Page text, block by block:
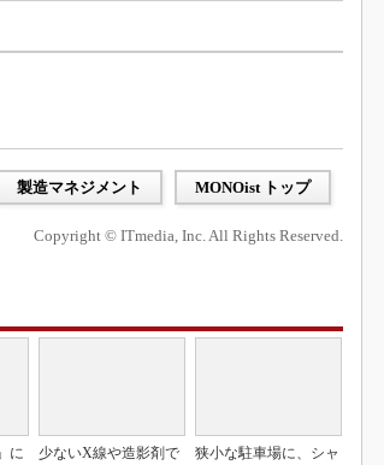
製造マネジメント MONOist トップ
Copyright © ITmedia, Inc. All Rights Reserved.
に
少ないX線や造影剤で
狭小な駐車場に、シャ